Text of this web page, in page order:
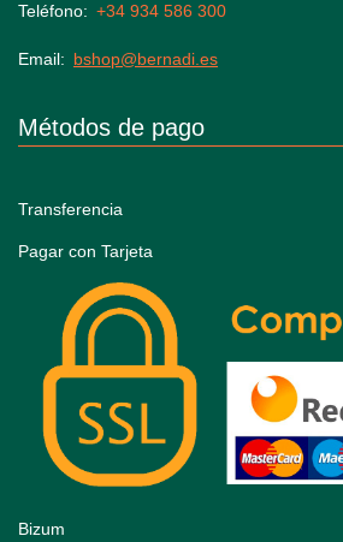
Teléfono +34 934 586 300
Email bshop@bernadi.es
Métodos de pago
Transferencia
Pagar con Tarjeta
Bizum